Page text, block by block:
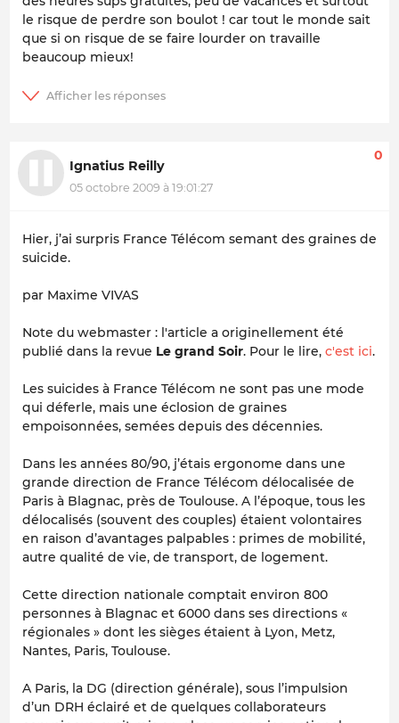
le risque de perdre son boulot ! car tout le monde sait
que si on risque de se faire lourder on travaille
beaucoup mieux!
Ignatius Reilly
05 octobre 2009 à 19:01:27
0
Hier, j’ai surpris France Télécom semant des graines de
suicide.
par Maxime VIVAS
Note du webmaster : l'article a originellement été
publié dans la revue Le grand Soir. Pour le lire, c'est ici.
Les suicides à France Télécom ne sont pas une mode
qui déferle, mais une éclosion de graines
empoisonnées, semées depuis des décennies.
Dans les années 80/90, j’étais ergonome dans une
grande direction de France Télécom délocalisée de
Paris à Blagnac, près de Toulouse. A l’époque, tous les
délocalisés (souvent des couples) étaient volontaires
en raison d’avantages palpables : primes de mobilité,
autre qualité de vie, de transport, de logement.
Cette direction nationale comptait environ 800
personnes à Blagnac et 6000 dans ses directions «
régionales » dont les sièges étaient à Lyon, Metz,
Nantes, Paris, Toulouse.
A Paris, la DG (direction générale), sous l’impulsion
d’un DRH éclairé et de quelques collaborateurs